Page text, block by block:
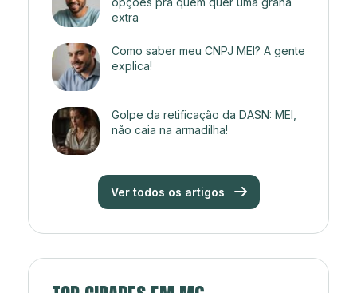
extra
Como saber meu CNPJ MEI? A gente
explica!
Golpe da retificação da DASN: MEI,
não caia na armadilha!
Ver todos os artigos